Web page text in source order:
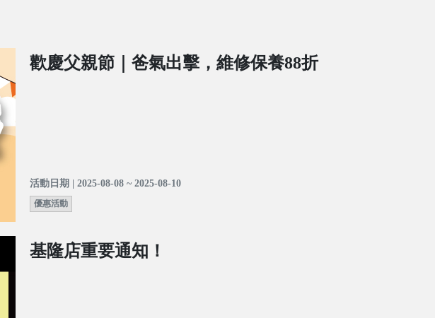
歡慶父親節｜爸氣出擊，維修保養88折
活動日期 | 2025-08-08 ~ 2025-08-10
優惠活動
基隆店重要通知！